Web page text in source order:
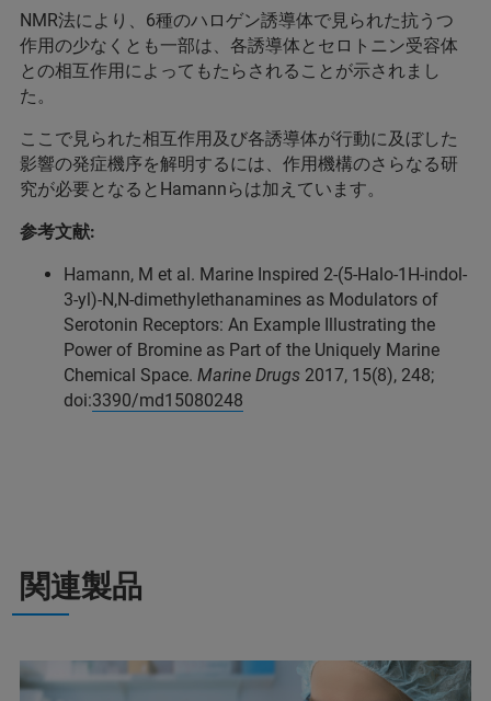
NMR法により、6種のハロゲン誘導体で見られた抗うつ
作用の少なくとも一部は、各誘導体とセロトニン受容体
との相互作用によってもたらされることが示されまし
た。
ここで見られた相互作用及び各誘導体が行動に及ぼした
影響の発症機序を解明するには、作用機構のさらなる研
究が必要となるとHamannらは加えています。
参考文献:
Hamann, M et al. Marine Inspired 2-(5-Halo-1H-indol-
3-yl)-N,N-dimethylethanamines as Modulators of
Serotonin Receptors: An Example Illustrating the
Power of Bromine as Part of the Uniquely Marine
Chemical Space. Marine Drugs 2017, 15(8), 248;
doi:3390/md15080248
関連製品